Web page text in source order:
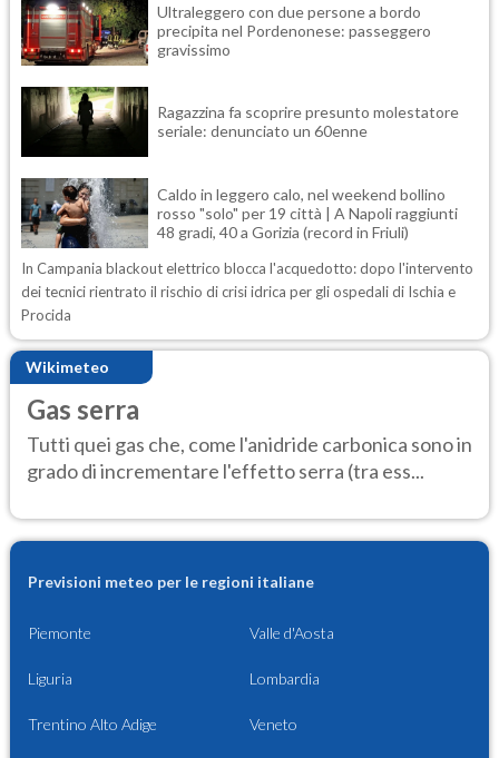
Ultraleggero con due persone a bordo
precipita nel Pordenonese: passeggero
gravissimo
Ragazzina fa scoprire presunto molestatore
seriale: denunciato un 60enne
Caldo in leggero calo, nel weekend bollino
rosso "solo" per 19 città | A Napoli raggiunti
48 gradi, 40 a Gorizia (record in Friuli)
In Campania blackout elettrico blocca l'acquedotto: dopo l'intervento
dei tecnici rientrato il rischio di crisi idrica per gli ospedali di Ischia e
Procida
Wikimeteo
Gas serra
Tutti quei gas che, come l'anidride carbonica sono in
grado di incrementare l'effetto serra (tra ess...
Previsioni meteo per le regioni italiane
Piemonte Valle d'Aosta
Liguria Lombardia
Trentino Alto Adige Veneto